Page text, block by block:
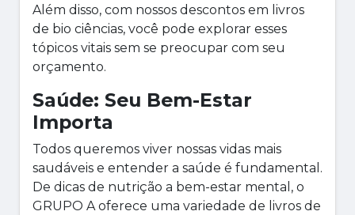
Além disso, com nossos descontos em livros
de bio ciências, você pode explorar esses
tópicos vitais sem se preocupar com seu
orçamento.
Saúde: Seu Bem-Estar
Importa
Todos queremos viver nossas vidas mais
saudáveis e entender a saúde é fundamental.
De dicas de nutrição a bem-estar mental, o
GRUPO A oferece uma variedade de livros de